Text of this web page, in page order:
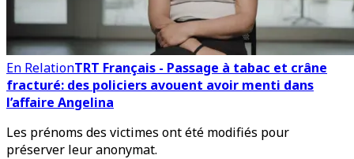
En RelationTRT Français - Passage à tabac et crâne
fracturé: des policiers avouent avoir menti dans
l’affaire Angelina
Les prénoms des victimes ont été modifiés pour
préserver leur anonymat.